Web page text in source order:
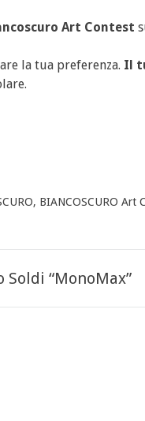
Art Contest
la tua preferenza. Il
, BIANCOSCURO Art
Soldi “MonoMax”